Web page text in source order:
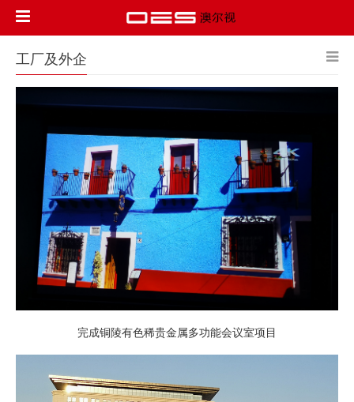
工厂及外企
完成铜陵有色稀贵金属多功能会议室项目